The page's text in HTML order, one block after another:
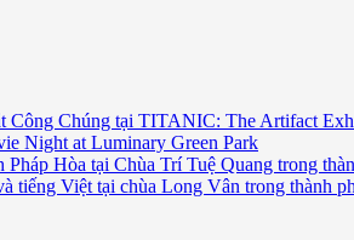
Công Chúng tại TITANIC: The Artifact
Night at Luminary Green Park
Hòa tại Chùa Trí Tuệ Quang trong
tiếng Việt tại chùa Long Vân trong thành